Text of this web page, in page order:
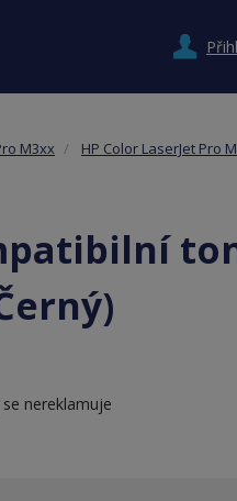
M3xx
HP Color LaserJet Pro
nereklamuje